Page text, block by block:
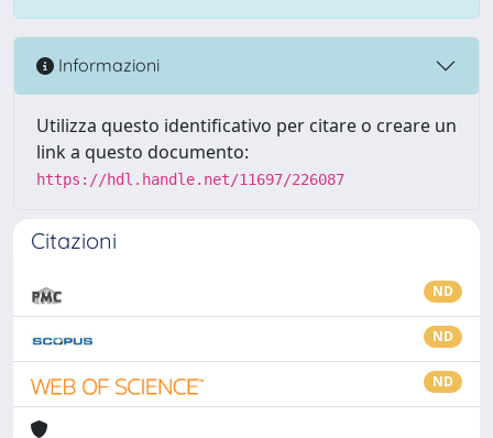
Informazioni
Utilizza questo identificativo per citare o creare un
link a questo documento:
https://hdl.handle.net/11697/226087
Citazioni
ND
ND
ND